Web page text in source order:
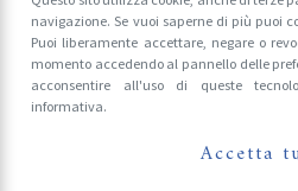
Accrediti
Follow
navigazione. Se vuoi saperne di più puoi
Puoi liberamente accettare, negare o
momento accedendo al pannello delle
acconsentire all'uso di queste
informativa.
Accetta